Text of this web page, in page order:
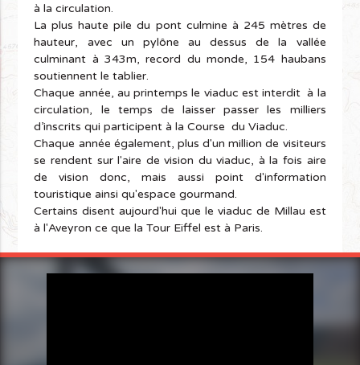
à la circulation.
La plus haute pile du pont culmine à 245 mètres de
hauteur, avec un pylône au dessus de la vallée
culminant à 343m, record du monde, 154 haubans
soutiennent le tablier.
Chaque année, au printemps le viaduc est interdit à la
circulation, le temps de laisser passer les milliers
d’inscrits qui participent à la Course du Viaduc.
Chaque année également, plus d'un million de visiteurs
se rendent sur l'aire de vision du viaduc, à la fois aire
de vision donc, mais aussi point d'information
touristique ainsi qu'espace gourmand.
Certains disent aujourd'hui que le viaduc de Millau est
à l'Aveyron ce que la Tour Eiffel est à Paris.